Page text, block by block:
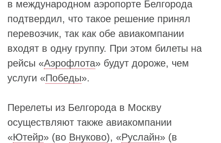
в международном аэропорте Белгорода
подтвердил, что такое решение принял
перевозчик, так как обе авиакомпании
входят в одну группу. При этом билеты на
рейсы «Аэрофлота» будут дороже, чем
услуги «Победы».
Перелеты из Белгорода в Москву
осуществляют также авиакомпании
«Ютейр» (во Внуково), «Руслайн» (в